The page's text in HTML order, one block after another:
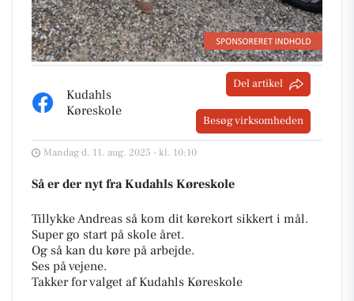
Kudahls
Køreskole
Del artikel
Besøg virksomheden
Mandag d. 11. aug. 2025 - kl. 10:10
Så er der nyt fra Kudahls Køreskole
Tillykke Andreas så kom dit kørekort sikkert i mål.
Super go start på skole året.
Og så kan du køre på arbejde.
Ses på vejene.
Takker for valget af Kudahls Køreskole